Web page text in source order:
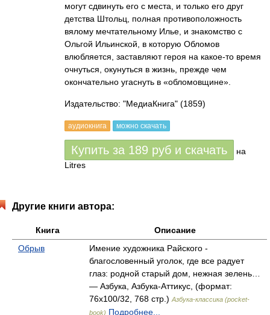
могут сдвинуть его с места, и только его друг
детства Штольц, полная противоположность
вялому мечтательному Илье, и знакомство с
Ольгой Ильинской, в которую Обломов
влюбляется, заставляют героя на какое-то время
очнуться, окунуться в жизнь, прежде чем
окончательно угаснуть в «обломовщине».
Издательство: "МедиаКнига" (1859)
аудиокнига можно скачать
Купить за 189 руб и скачать
на
Litres
Другие книги автора:
Книга
Описание
Обрыв
Имение художника Райского -
благословенный уголок, где все радует
глаз: родной старый дом, нежная зелень…
— Азбука, Азбука-Аттикус, (формат:
76x100/32, 768 стр.) Азбука-классика (pocket-
book) Подробнее...